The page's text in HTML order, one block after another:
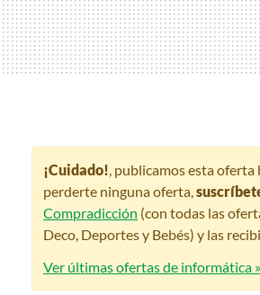
¡Cuidado! , publicamos esta
perderte ninguna oferta,
Compradicción (con todas las
Deco, Deportes y Bebés) y las
Ver últimas ofertas de informática »